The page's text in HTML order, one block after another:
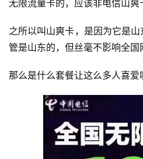
无限流量卡的，应该非电信山爽
之所以叫山爽卡，是因为它是
管是山东的，但丝毫不影响全国
那么是什么套餐让这么多人喜爱